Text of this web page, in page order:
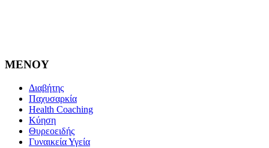
MENOY
Διαβήτης
Παχυσαρκία
Health Coaching
Κύηση
Θυρεοειδής
Γυναικεία Υγεία